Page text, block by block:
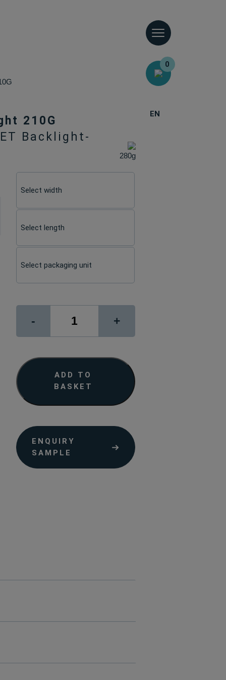
0
EN
210G
Backlight-
280g
-
signJET
BackLight
210G
+
ADD TO
BASKET
ENQUIRY
SAMPLE